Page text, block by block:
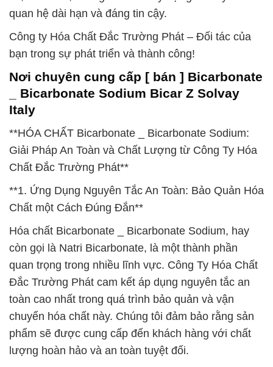
quan hệ dài hạn và đáng tin cậy.
Công ty Hóa Chất Đắc Trường Phát – Đối tác của
bạn trong sự phát triển và thành công!
Nơi chuyên cung cấp [ bán ] Bicarbonate
_ Bicarbonate Sodium Bicar Z Solvay
Italy
**HÓA CHẤT Bicarbonate _ Bicarbonate Sodium:
Giải Pháp An Toàn và Chất Lượng từ Công Ty Hóa
Chất Đắc Trường Phát**
**1. Ứng Dụng Nguyên Tắc An Toàn: Bảo Quản Hóa
Chất một Cách Đúng Đắn**
Hóa chất Bicarbonate _ Bicarbonate Sodium, hay
còn gọi là Natri Bicarbonate, là một thành phần
quan trọng trong nhiều lĩnh vực. Công Ty Hóa Chất
Đắc Trường Phát cam kết áp dụng nguyên tắc an
toàn cao nhất trong quá trình bảo quản và vận
chuyển hóa chất này. Chúng tôi đảm bảo rằng sản
phẩm sẽ được cung cấp đến khách hàng với chất
lượng hoàn hảo và an toàn tuyệt đối.